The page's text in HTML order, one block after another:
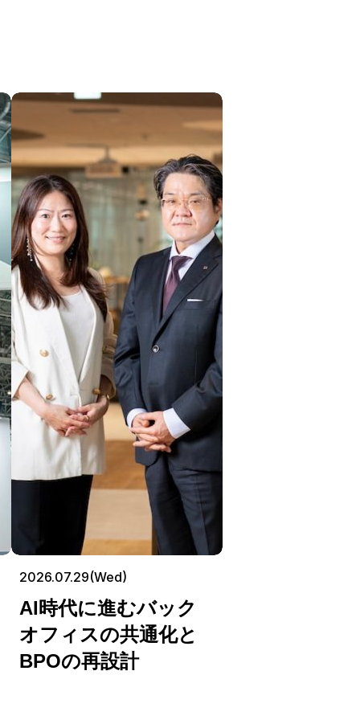
2026.07.29(Wed)
AI時代に進むバック
オフィスの共通化と
BPOの再設計